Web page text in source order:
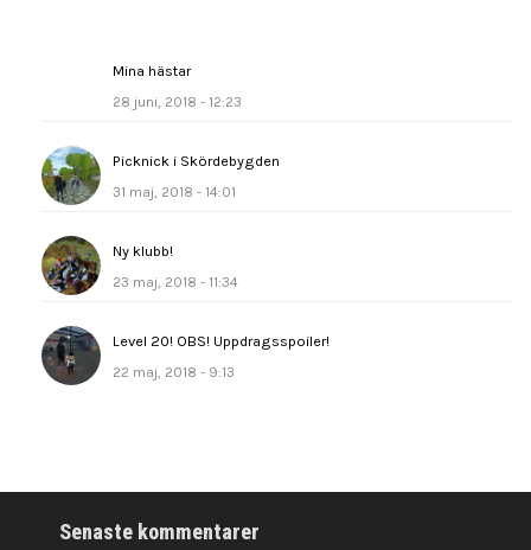
Mina hästar
28 juni, 2018 - 12:23
Picknick i Skördebygden
31 maj, 2018 - 14:01
Ny klubb!
23 maj, 2018 - 11:34
Level 20! OBS! Uppdragsspoiler!
22 maj, 2018 - 9:13
Senaste kommentarer